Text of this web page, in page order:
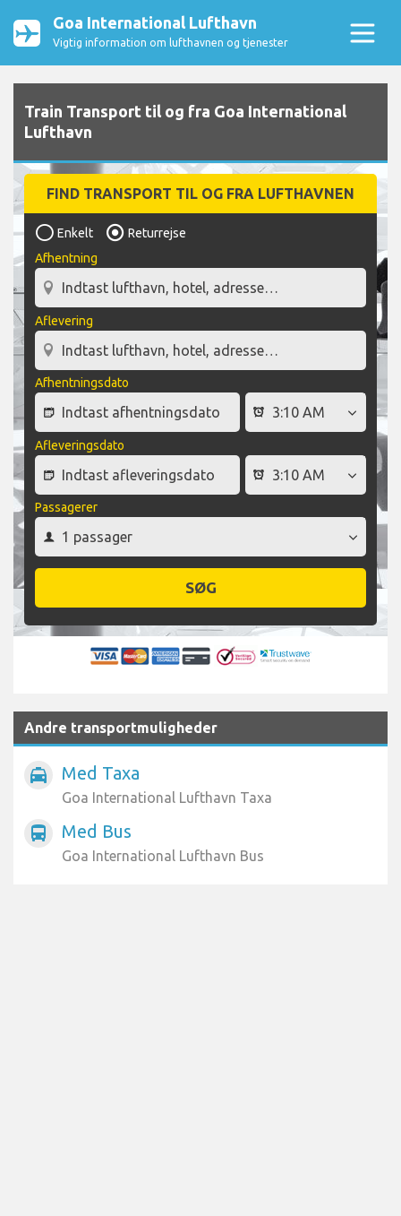
Goa International Lufthavn
Vigtig information om lufthavnen og tjenester
Train Transport til og fra Goa International
Lufthavn
FIND TRANSPORT TIL OG FRA LUFTHAVNEN
Enkelt
Returrejse
Afhentning
Aflevering
Afhentningsdato
Afleveringsdato
Passagerer
SØG
Andre transportmuligheder
local_taxi Med Taxa
Goa International Lufthavn Taxa
directions_bus Med Bus
Goa International Lufthavn Bus